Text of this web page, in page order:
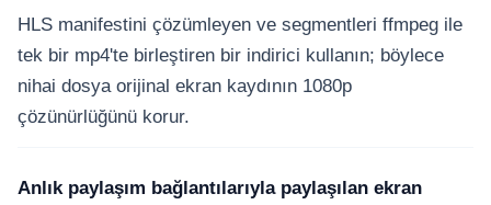
HLS manifestini çözümleyen ve segmentleri ffmpeg ile
tek bir mp4'te birleştiren bir indirici kullanın; böylece
nihai dosya orijinal ekran kaydının 1080p
çözünürlüğünü korur.
Anlık paylaşım bağlantılarıyla paylaşılan ekran